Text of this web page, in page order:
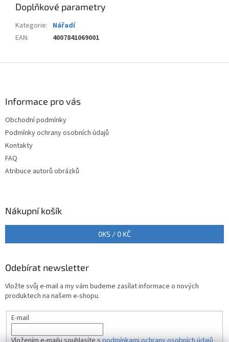
Doplňkové parametry
Kategorie: Nářadí
EAN: 4007841069001
Informace pro vás
Obchodní podmínky
Podmínky ochrany osobních údajů
Kontakty
FAQ
Atribuce autorů obrázků
Nákupní košík
0KS / 0 KČ
Odebírat newsletter
Vložte svůj e-mail a my vám budeme zasílat informace o nových
produktech na našem e-shopu.
E-mail